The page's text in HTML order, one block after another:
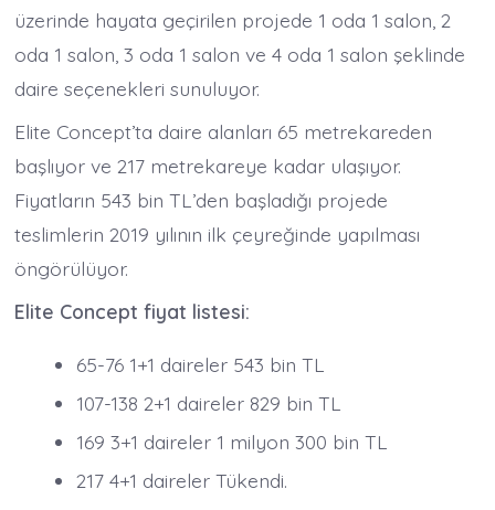
üzerinde hayata geçirilen projede 1 oda 1 salon, 2
oda 1 salon, 3 oda 1 salon ve 4 oda 1 salon şeklinde
daire seçenekleri sunuluyor.
Elite Concept’ta daire alanları 65 metrekareden
başlıyor ve 217 metrekareye kadar ulaşıyor.
Fiyatların 543 bin TL’den başladığı projede
teslimlerin 2019 yılının ilk çeyreğinde yapılması
öngörülüyor.
Elite Concept fiyat listesi:
65-76 1+1 daireler 543 bin TL
107-138 2+1 daireler 829 bin TL
169 3+1 daireler 1 milyon 300 bin TL
217 4+1 daireler Tükendi.